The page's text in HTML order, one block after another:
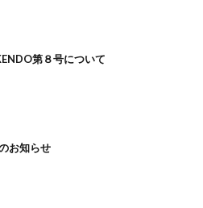
第８号について
お知らせ